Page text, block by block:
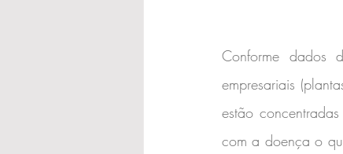
Conforme
empresariais
estão
com a doença o